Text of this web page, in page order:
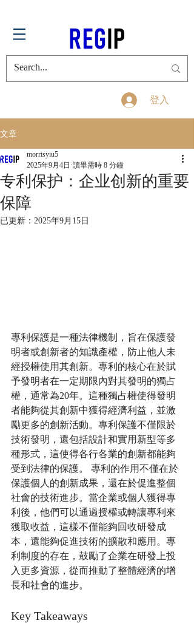
登入
文章
专利保护：企业创新的重要
保障
morrisyiu5
2025年9月4日 讀畢需時 8 分鐘
已更新： 2025年9月15日
專利保護是一種法律機制，旨在保護發
明者或創新者的知識產權，防止他人未
經授權使用其創新。專利的核心在於賦
予發明者在一定期限內對其發明的獨占
權，通常為20年。這種獨占權使得發明
者能夠從其創新中獲得經濟利益，並激
勵更多的創新活動。專利保護不僅限於
技術發明，還包括設計和實用新型等多
種形式，這使得各行各業的創新都能夠
受到法律的保護。 專利的作用不僅在於
保護個人的創新成果，還在於促進整個
社會的技術進步。當企業或個人獲得專
利後，他們可以通過授權或轉讓專利來
獲取收益，這樣不僅能夠回收研發成
本，還能夠促進技術的擴散和應用。專
利制度的存在，鼓勵了企業在研發上投
入更多資源，從而推動了整體經濟的增
長和社會的進步。
Key Takeaways